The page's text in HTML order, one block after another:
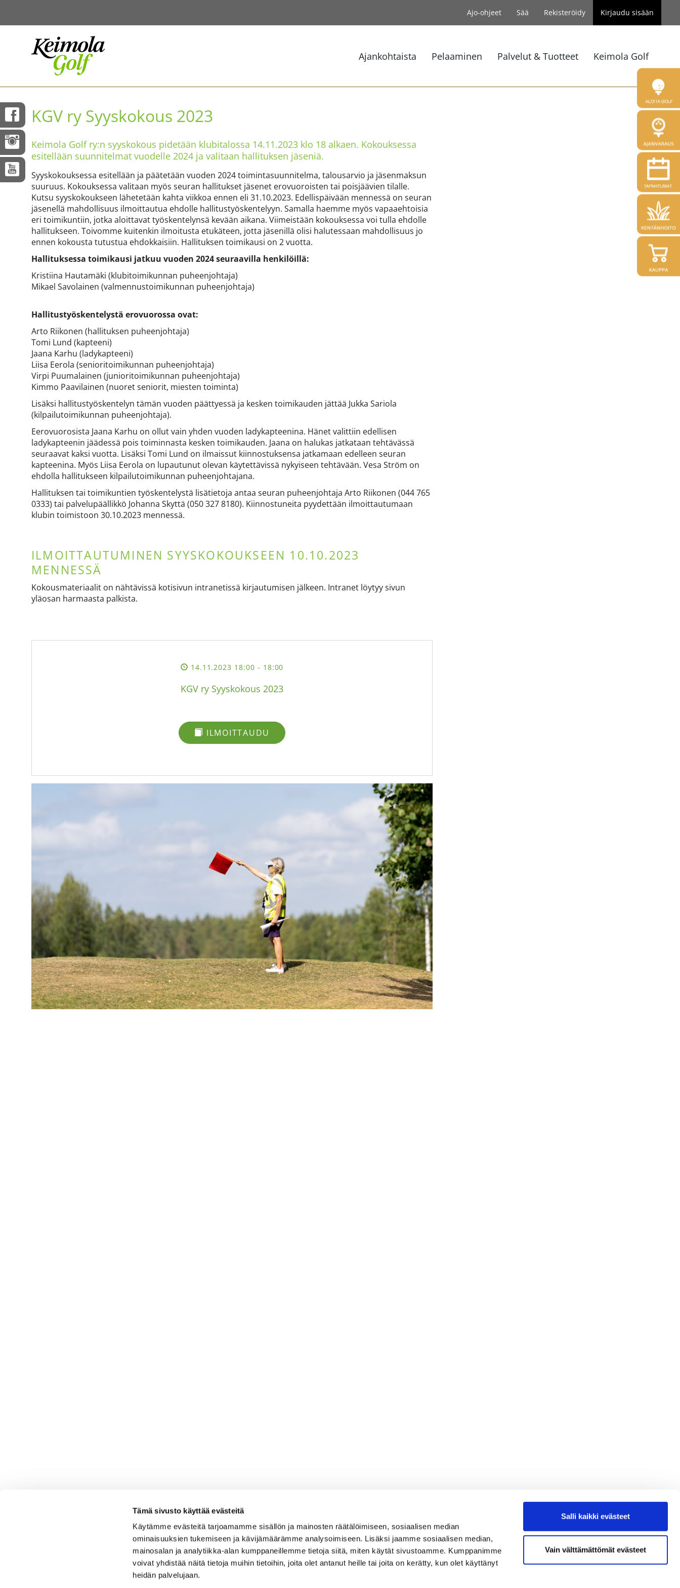
Tämä sivusto käyttää evästeitä
Käytämme evästeitä tarjoamamme sisällön ja mainosten räätälöimiseen, sosiaalisen median
ominaisuuksien tukemiseen ja kävijämäärämme analysoimiseen. Lisäksi jaamme sosiaalisen median,
mainosalan ja analytiikka-alan kumppaneillemme tietoja siitä, miten käytät sivustoamme. Kumppanimme
voivat yhdistää näitä tietoja muihin tietoihin, joita olet antanut heille tai joita on kerätty, kun olet käyttänyt
heidän palvelujaan.
Salli kaikki evästeet
Vain välttämättömät evästeet
Ajo-ohjeet Sää Rekisteröidy Kirjaudu sisään
Ajankohtaista Pelaaminen Palvelut & Tuotteet Keimola Golf
KGV ry Syyskokous 2023
Keimola Golf ry:n syyskokous pidetään klubitalossa 14.11.2023 klo 18 alkaen. Kokouksessa
esitellään suunnitelmat vuodelle 2024 ja valitaan hallituksen jäseniä.
Syyskokouksessa esitellään ja päätetään vuoden 2024 toimintasuunnitelma, talousarvio ja jäsenmaksun
suuruus. Kokouksessa valitaan myös seuran hallitukset jäsenet erovuoroisten tai poisjäävien tilalle.
Kutsu syyskokoukseen lähetetään kahta viikkoa ennen eli 31.10.2023. Edellispäivään mennessä on seuran
jäsenellä mahdollisuus ilmoittautua ehdolle hallitustyöskentelyyn. Samalla haemme myös vapaaehtoisia
eri toimikuntiin, jotka aloittavat työskentelynsä kevään aikana. Viimeistään kokouksessa voi tulla ehdolle
hallitukseen. Toivomme kuitenkin ilmoitusta etukäteen, jotta jäsenillä olisi halutessaan mahdollisuus jo
ennen kokousta tutustua ehdokkaisiin. Hallituksen toimikausi on 2 vuotta.
Hallituksessa toimikausi jatkuu vuoden 2024 seuraavilla henkilöillä:
Kristiina Hautamäki (klubitoimikunnan puheenjohtaja)
Mikael Savolainen (valmennustoimikunnan puheenjohtaja)
Hallitustyöskentelystä erovuorossa ovat:
Arto Riikonen (hallituksen puheenjohtaja)
Tomi Lund (kapteeni)
Jaana Karhu (ladykapteeni)
Liisa Eerola (senioritoimikunnan puheenjohtaja)
Virpi Puumalainen (junioritoimikunnan puheenjohtaja)
Kimmo Paavilainen (nuoret seniorit, miesten toiminta)
Lisäksi hallitustyöskentelyn tämän vuoden päättyessä ja kesken toimikauden jättää Jukka Sariola
(kilpailutoimikunnan puheenjohtaja).
Eerovuorosista Jaana Karhu on ollut vain yhden vuoden ladykapteenina. Hänet valittiin edellisen
ladykapteenin jäädessä pois toiminnasta kesken toimikauden. Jaana on halukas jatkataan tehtävässä
seuraavat kaksi vuotta. Lisäksi Tomi Lund on ilmaissut kiinnostuksensa jatkamaan edelleen seuran
kapteenina. Myös Liisa Eerola on lupautunut olevan käytettävissä nykyiseen tehtävään. Vesa Ström on
ehdolla hallitukseen kilpailutoimikunnan puheenjohtajana.
Hallituksen tai toimikuntien työskentelystä lisätietoja antaa seuran puheenjohtaja Arto Riikonen (‭044 765
0333‬) tai palvelupäällikkö Johanna Skyttä (050 327 8180). Kiinnostuneita pyydettään ilmoittautumaan
klubin toimistoon 30.10.2023 mennessä.
ILMOITTAUTUMINEN SYYSKOKOUKSEEN 10.10.2023
MENNESSÄ
Kokousmateriaalit on nähtävissä kotisivun intranetissä kirjautumisen jälkeen. Intranet löytyy sivun
yläosan harmaasta palkista.
14.11.2023 18:00 - 18:00
KGV ry Syyskokous 2023
ILMOITTAUDU
AJANKOHTAISTA